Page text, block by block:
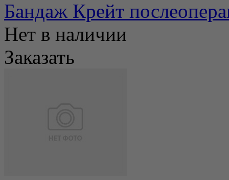
Бандаж Крейт
Нет в наличии
Заказать